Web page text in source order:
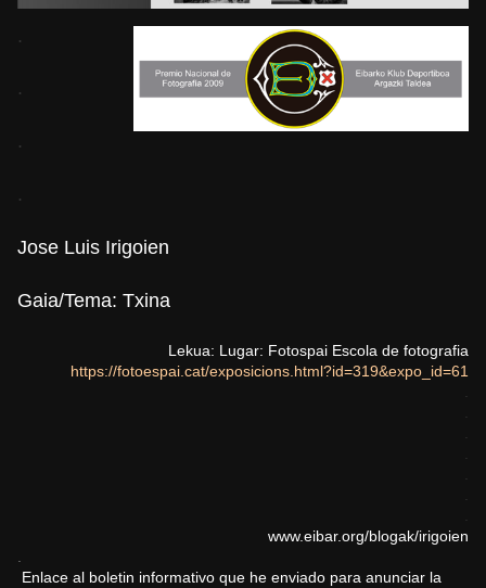
.
.
.
.
Jose Luis Irigoien
Gaia/Tema: Txina
Lekua: Lugar: Fotospai Escola de fotografia
https://fotoespai.cat/exposicions.html?id=319&expo_id=61
www.eibar.org/blogak/irigoien
.
Enlace al boletin informativo que he enviado para anunciar la